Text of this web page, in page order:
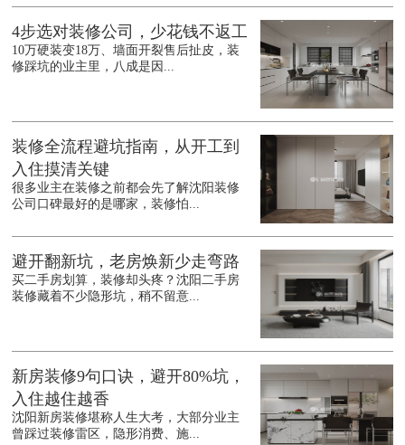
4步选对装修公司，少花钱不返工
10万硬装变18万、墙面开裂售后扯皮，装
修踩坑的业主里，八成是因...
装修全流程避坑指南，从开工到
入住摸清关键
很多业主在装修之前都会先了解沈阳装修
公司口碑最好的是哪家，装修怕...
避开翻新坑，老房焕新少走弯路
买二手房划算，装修却头疼？沈阳二手房
装修藏着不少隐形坑，稍不留意...
新房装修9句口诀，避开80%坑，
入住越住越香
沈阳新房装修堪称人生大考，大部分业主
曾踩过装修雷区，隐形消费、施...